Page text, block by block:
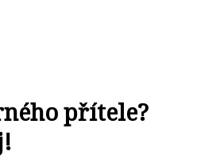
přítele?